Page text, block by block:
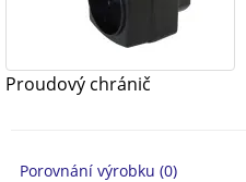
Proudový chránič
Porovnání výrobku (0)